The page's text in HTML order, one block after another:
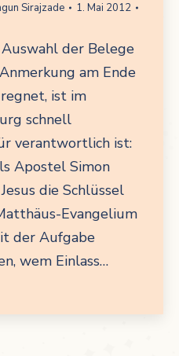
Sirajzade
1. Mai 2012
der Belege
am Ende
ist im
schnell
verantwortlich ist:
Apostel Simon
die Schlüssel
Evangelium
der Aufgabe
wem Einlass…